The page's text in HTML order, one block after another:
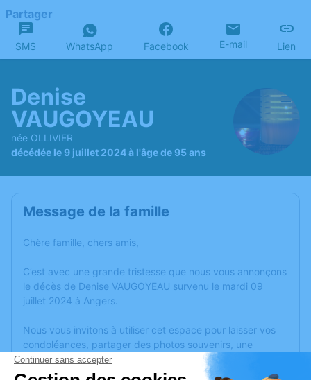
Partager
SMS WhatsApp Facebook E-mail Lien
Denise
VAUGOYEAU
née OLLIVIER
décédée le 9 juillet 2024 à l'âge de 95 ans
Message de la famille
Chère famille, chers amis,
C’est avec une grande tristesse que nous vous annonçons
le décès de Denise VAUGOYEAU survenu le mardi 09
juillet 2024 à Angers.
Nous vous invitons à utiliser cet espace pour laisser vos
condoléances, partager des photos souvenirs, une
anecdote ou exprimer vos pensées à travers des poèmes
ou des textes. Cet endroit est un lieu d'expression dédié à